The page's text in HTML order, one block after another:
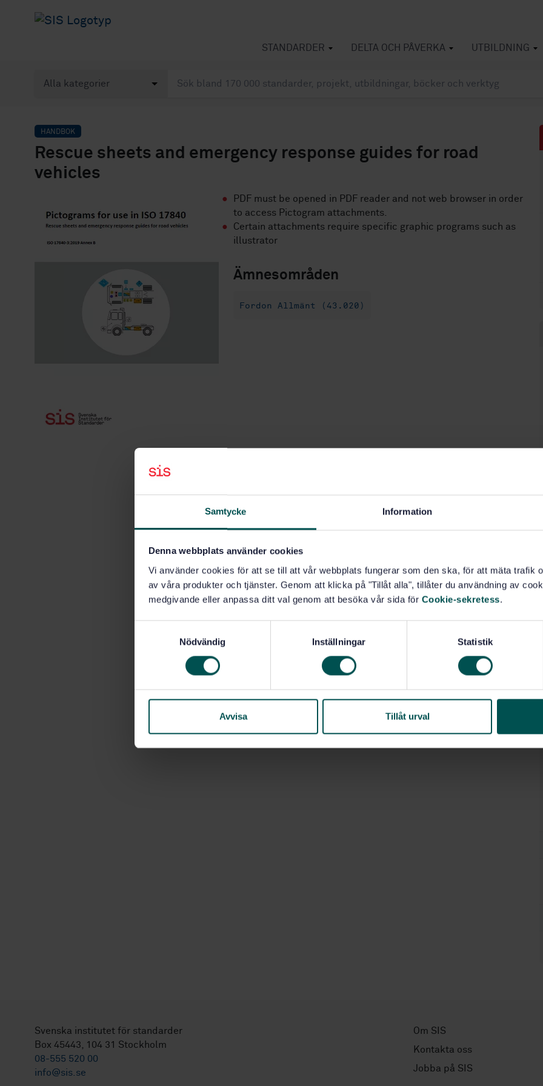
Samtycke Information
Denna webbplats använder cookies
Vi använder cookies för att se till att vår webbplats fungerar som den ska, för att mäta trafik
av våra produkter och tjänster. Genom att klicka på "Tillåt alla", tillåter du användning av
medgivande eller anpassa ditt val genom att besöka vår sida för Cookie-sekretess.
s
Nödvändig Inställningar Statistik
Avvisa Tillåt urval
STANDARDER DELTA OCH PÅVERKA UTBILDNING
HANDBOK
Rescue sheets and emergency response guides for road
vehicles
PDF must be opened in PDF reader and not web browser in order
to access Pictogram attachments.
Certain attachments require specific graphic programs such as
illustrator
Ämnesområden
Fordon Allmänt (43.020)
Svenska institutet för standarder
Box 45443, 104 31 Stockholm
08-555 520 00
info@sis.se
Om SIS
Kontakta oss
Jobba på SIS